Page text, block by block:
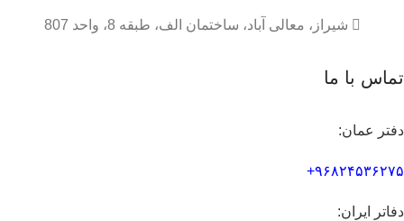
 شیراز، معالی آباد، ساختمان الف، طبقه 8، واحد 807
تماس با ما
دفتر عمان:
۹۶۸۲۴۵۳۶۲۷۵+
دفاتر ایران: